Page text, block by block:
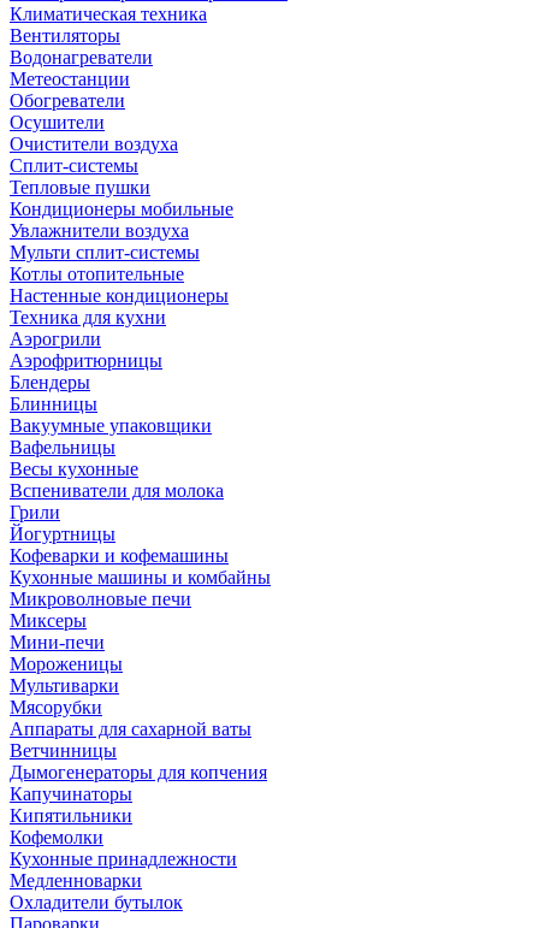
Климатическая техника
Вентиляторы
Водонагреватели
Метеостанции
Обогреватели
Осушители
Очистители воздуха
Сплит-системы
Тепловые пушки
Кондиционеры мобильные
Увлажнители воздуха
Мульти сплит-системы
Котлы отопительные
Настенные кондиционеры
Техника для кухни
Аэрогрили
Аэрофритюрницы
Блендеры
Блинницы
Вакуумные упаковщики
Вафельницы
Весы кухонные
Вспениватели для молока
Грили
Йогуртницы
Кофеварки и кофемашины
Кухонные машины и комбайны
Микроволновые печи
Миксеры
Мини-печи
Мороженицы
Мультиварки
Мясорубки
Аппараты для сахарной ваты
Ветчинницы
Дымогенераторы для копчения
Капучинаторы
Кипятильники
Кофемолки
Кухонные принадлежности
Медленноварки
Охладители бутылок
Пароварки